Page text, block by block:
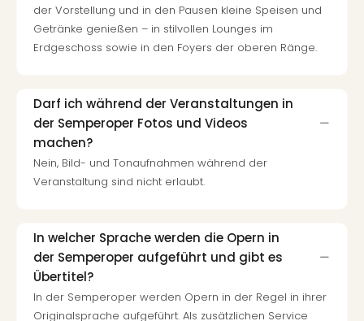
der Vorstellung und in den Pausen kleine Speisen und
Getränke genießen – in stilvollen Lounges im
Erdgeschoss sowie in den Foyers der oberen Ränge.
Darf ich während der Veranstaltungen in
der Semperoper Fotos und Videos
machen?
Nein, Bild- und Tonaufnahmen während der
Veranstaltung sind nicht erlaubt.
In welcher Sprache werden die Opern in
der Semperoper aufgeführt und gibt es
Übertitel?
In der Semperoper werden Opern in der Regel in ihrer
Originalsprache aufgeführt. Als zusätzlichen Service